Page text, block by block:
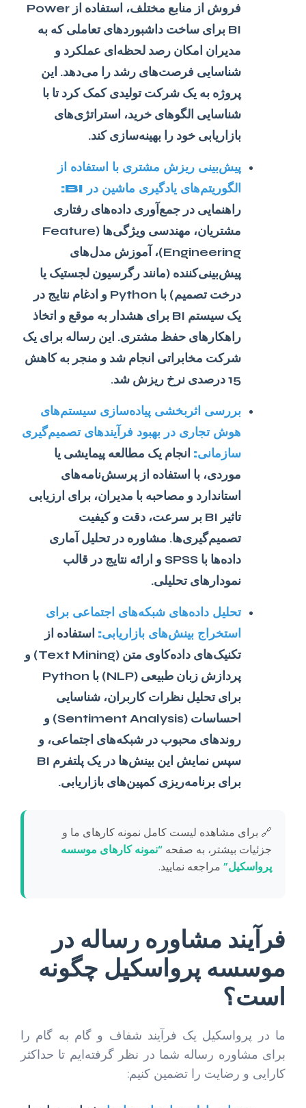
فروش از منابع مختلف، استفاده از Power
BI برای ساخت داشبوردهای تعاملی که به
مدیران امکان رصد لحظه‌ای عملکرد و
شناسایی فرصت‌های رشد را می‌دهد. این
پروژه به یک شرکت تولیدی کمک کرد تا با
شناسایی الگوهای خرید، استراتژی‌های
بازاریابی خود را بهینه‌سازی کند.
پیش‌بینی ریزش مشتری با استفاده از
الگوریتم‌های یادگیری ماشین در BI:
راهنمایی در جمع‌آوری داده‌های رفتاری
مشتریان، مهندسی ویژگی‌ها (Feature
Engineering)، آموزش مدل‌های
پیش‌بینی‌کننده (مانند رگرسیون لجستیک یا
درخت تصمیم) با Python و ادغام نتایج در
یک سیستم BI برای هشدار به موقع و اتخاذ
راهکارهای حفظ مشتری. این رساله برای یک
شرکت مخابراتی انجام شد و منجر به کاهش
15 درصدی نرخ ریزش شد.
بررسی اثربخشی پیاده‌سازی سیستم‌های
هوش تجاری در بهبود فرآیندهای تصمیم‌گیری
سازمانی: انجام یک مطالعه پیمایشی یا
موردی، با استفاده از پرسش‌نامه‌های
استاندارد و مصاحبه با مدیران، برای ارزیابی
تاثیر BI بر سرعت، دقت و کیفیت
تصمیم‌گیری‌ها. مشاوره در تحلیل آماری
داده‌ها با SPSS و ارائه نتایج در قالب
نمودارهای تحلیلی.
تحلیل داده‌های شبکه‌های اجتماعی برای
استخراج بینش‌های بازاریابی: استفاده از
تکنیک‌های داده‌کاوی متن (Text Mining) و
پردازش زبان طبیعی (NLP) با Python
برای تحلیل نظرات کاربران، شناسایی
احساسات (Sentiment Analysis) و
روندهای محبوب در شبکه‌های اجتماعی، و
سپس نمایش این بینش‌ها در یک پلتفرم BI
برای برنامه‌ریزی کمپین‌های بازاریابی.
🔗 برای مشاهده لیست کامل نمونه کارهای ما و
جزئیات بیشتر، به صفحه “نمونه کارهای موسسه
پرواسکیل” مراجعه نمایید.
فرآیند مشاوره رساله در
موسسه پرواسکیل چگونه
است؟
ما در پرواسکیل یک فرآیند شفاف و گام به گام را
برای مشاوره رساله شما در نظر گرفته‌ایم تا حداکثر
کارایی و رضایت را تضمین کنیم: